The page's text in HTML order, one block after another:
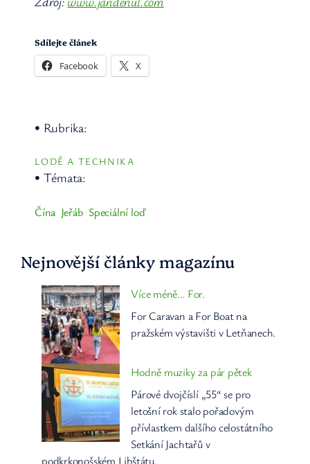
Sdílejte článek
Facebook X
• Rubrika:
LODĚ A TECHNIKA
• Témata:
Čína Jeřáb Speciální loď
Nejnovější články magazínu
Více méně… For.
For Caravan a For Boat na
pražském výstavišti v Letňanech.
Hodně muziky za pár pětek
Párové dvojčíslí „55“ se pro
letošní rok stalo pořadovým
přívlastkem dalšího celostátního
Setkání Jachtařů v
podkrkonošském Libštátu.